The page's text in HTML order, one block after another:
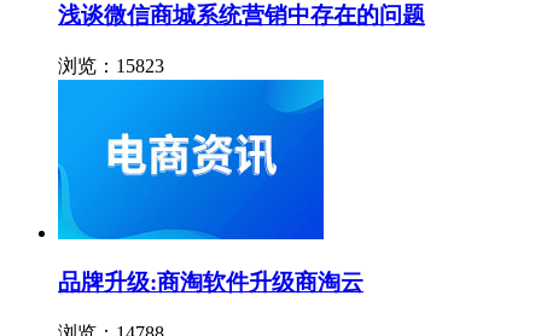
浅谈微信商城系统营销中存在的问题
浏览：15823
品牌升级:商淘软件升级商淘云